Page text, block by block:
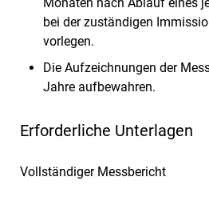
bei der zuständigen
vorlegen.
Die Aufzeichnungen der
Jahre aufbewahren.
Erforderliche Unterlagen
Vollständiger Messbericht